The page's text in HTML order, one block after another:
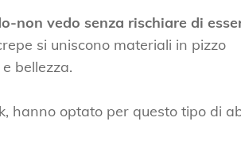
non vedo senza rischiare di
si uniscono materiali in pizzo
bellezza.
hanno optato per questo tipo di